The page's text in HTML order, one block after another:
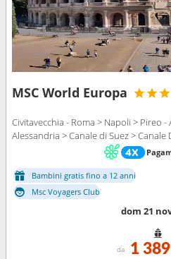
MSC World Europa
Civitavecchia - Roma > Napoli > Pireo
Alessandria > Canale di Suez >
Bambini gratis fino a 12 anni
Msc Voyagers Club
dom 21
da 1